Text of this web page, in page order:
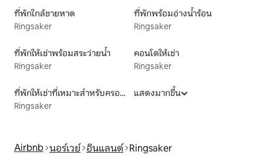
ที่พักใกล้ชายหาด
Ringsaker
ที่พักพร้อมอ่างน้ำร้อน
Ringsaker
ที่พักให้เช่าพร้อมสระว่ายน้ำ
Ringsaker
คอนโดให้เช่า
Ringsaker
ที่พักให้เช่าที่เหมาะสำหรับครอบครัว
Ringsaker
แสดงมากขึ้น
Airbnb นอร์เวย์ อินแลนด์ Ringsaker